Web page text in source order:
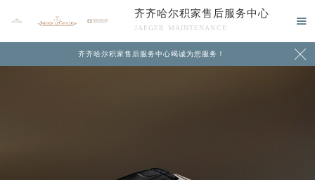
齐齐哈尔积家售后服务中心
JAEGER MAINTENANCE

齐齐哈尔积家售后服务中心竭诚为您服务！ 